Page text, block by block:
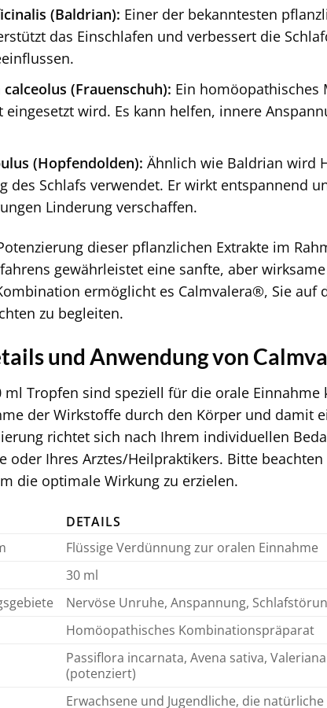
(Baldrian): Einer der bekanntesten
das Einschlafen und verbessert die
(Frauenschuh): Ein homöopathisches
eingesetzt wird. Es kann helfen, innere
(Hopfendolden): Ähnlich wie Baldrian wird
des Schlafs verwendet. Er wirkt entspannend
Linderung verschaffen.
dieser pflanzlichen Extrakte im
gewährleistet eine sanfte, aber
ermöglicht es Calmvalera®, Sie auf
zu begleiten.
und Anwendung von
ml Tropfen sind speziell für die orale
der Wirkstoffe durch den Körper und damit
richtet sich nach Ihrem individuellen
oder Ihres Arztes/Heilpraktikers. Bitte
die optimale Wirkung zu erzielen.
DETAILS
Flüssige Verdünnung zur oralen Einnahme
30 ml
Nervöse Unruhe, Anspannung,
Homöopathisches Kombinationspräparat
Passiflora incarnata, Avena sativa,
(potenziert)
Erwachsene und Jugendliche, die